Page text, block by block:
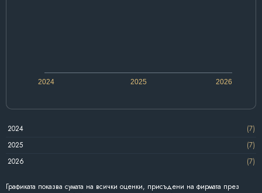
2024 2025 2026
2024
(7)
2025
(7)
2026
(7)
Графиката показва сумата на всички оценки, присъдени на фирмата през